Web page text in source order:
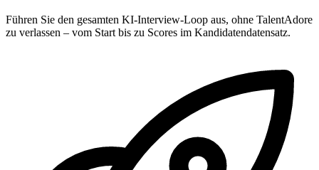
Führen Sie den gesamten KI-Interview-Loop aus, ohne TalentAdore
zu verlassen – vom Start bis zu Scores im Kandidatendatensatz.